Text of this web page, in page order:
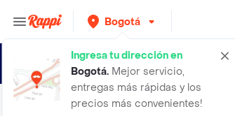
Bogotá
Ingresa tu dirección en
Bogotá. Mejor servicio,
entregas más rápidas y los
precios más convenientes!
Búsquedas relacionadas:Panaderia salada,Bimbo Fit